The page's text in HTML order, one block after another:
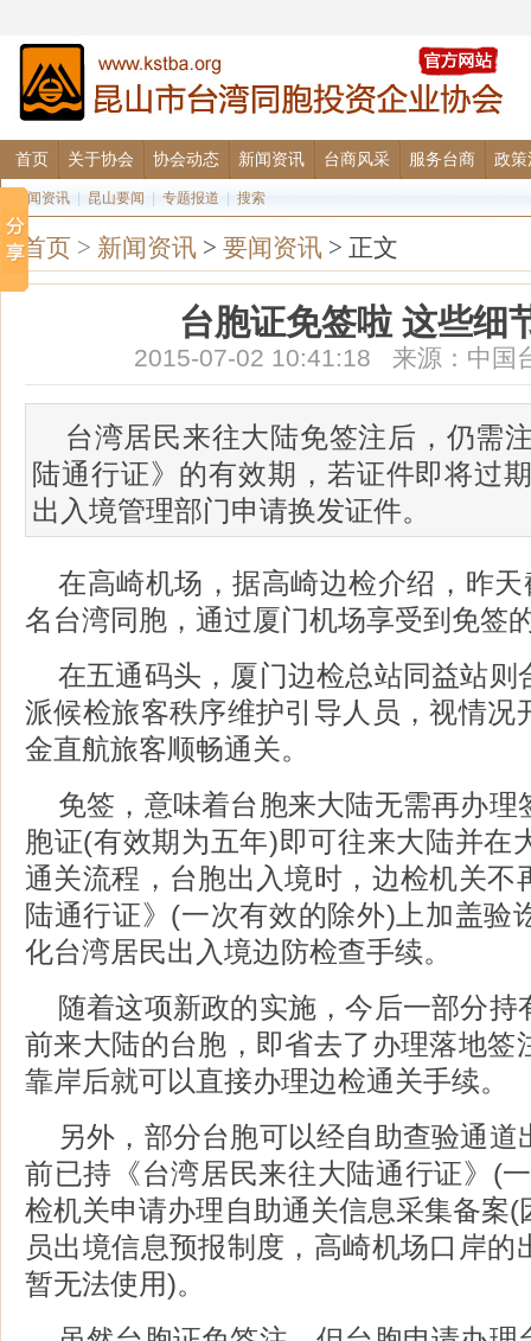
首页 关于协会 协会动态 新闻资讯 台商风采 服务台商 政策
要闻资讯 昆山要闻 专题报道 搜索
首页 > 新闻资讯 > 要闻资讯 > 正文
台胞证免签啦 这些细
2015-07-02 10:41:18 来源：中
台湾居民来往大陆免签注后，仍需
陆通行证》的有效期，若证件即将过
出入境管理部门申请换发证件。
在高崎机场，据高崎边检介绍，昨
名台湾同胞，通过厦门机场享受到免签
在五通码头，厦门边检总站同益站则
派候检旅客秩序维护引导人员，视情况
金直航旅客顺畅通关。
免签，意味着台胞来大陆无需再办理
胞证(有效期为五年)即可往来大陆并在
通关流程，台胞出入境时，边检机关不
陆通行证》(一次有效的除外)上加盖验
化台湾居民出入境边防检查手续。
随着这项新政的实施，今后一部分持
前来大陆的台胞，即省去了办理落地签
靠岸后就可以直接办理边检通关手续。
另外，部分台胞可以经自助查验通
前已持《台湾居民来往大陆通行证》(
检机关申请办理自助通关信息采集备案
员出境信息预报制度，高崎机场口岸的
暂无法使用)。